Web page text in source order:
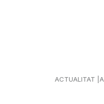
ACTUALITAT